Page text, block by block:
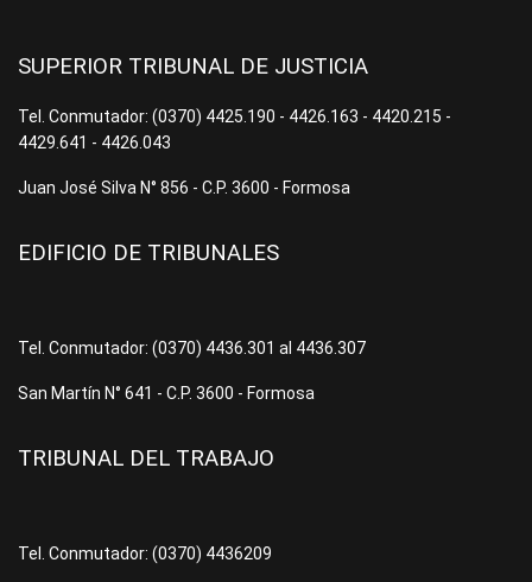
SUPERIOR TRIBUNAL DE JUSTICIA
Tel. Conmutador: (0370) 4425.190 - 4426.163 - 4420.215 -
4429.641 - 4426.043
Juan José Silva N° 856 - C.P. 3600 - Formosa
EDIFICIO DE TRIBUNALES
Tel. Conmutador: (0370) 4436.301 al 4436.307
San Martín N° 641 - C.P. 3600 - Formosa
TRIBUNAL DEL TRABAJO
Tel. Conmutador: (0370) 4436209